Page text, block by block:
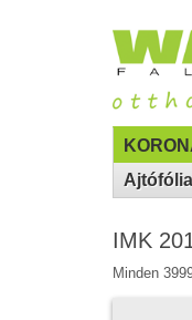
Ajtófólia
IMK
Minden